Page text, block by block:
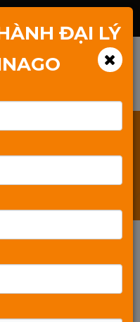
ĐẠI LÝ